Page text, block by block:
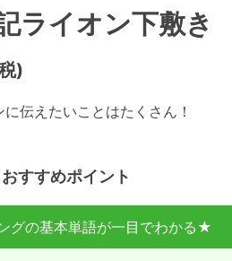
ライオン下敷き
)
伝えたいことはたくさん！
すすめポイント
グの基本単語が一目でわかる★